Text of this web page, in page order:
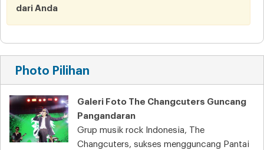
dari Anda
Photo Pilihan
Galeri Foto The Changcuters Guncang
Pangandaran
Grup musik rock Indonesia, The
Changcuters, sukses mengguncang Pantai